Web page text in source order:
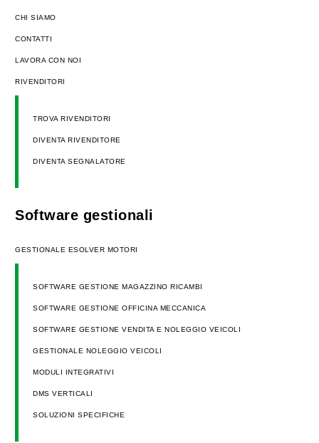
CHI SIAMO
CONTATTI
LAVORA CON NOI
RIVENDITORI
TROVA RIVENDITORI
DIVENTA RIVENDITORE
DIVENTA SEGNALATORE
Software gestionali
GESTIONALE ESOLVER MOTORI
SOFTWARE GESTIONE MAGAZZINO RICAMBI
SOFTWARE GESTIONE OFFICINA MECCANICA
SOFTWARE GESTIONE VENDITA E NOLEGGIO VEICOLI
GESTIONALE NOLEGGIO VEICOLI
MODULI INTEGRATIVI
DMS VERTICALI
SOLUZIONI SPECIFICHE